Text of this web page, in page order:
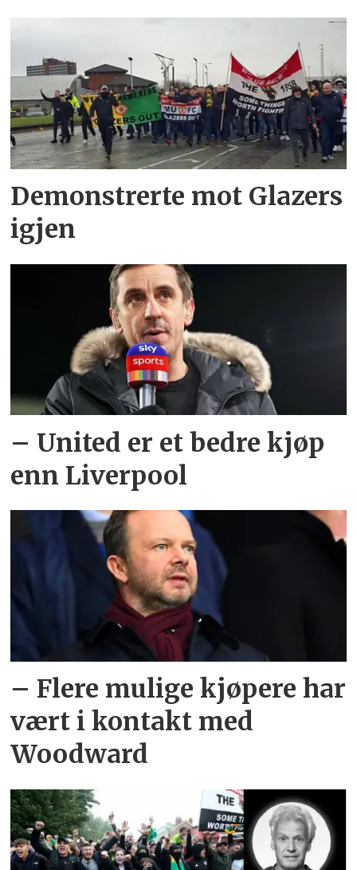
Demonstrerte mot Glazers
igjen
– United er et bedre kjøp
enn Liverpool
– Flere mulige kjøpere har
vært i kontakt med
Woodward